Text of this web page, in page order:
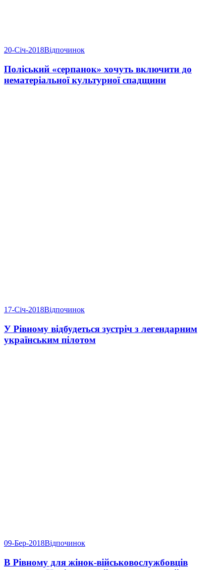
20-Січ-2018Відпочинок
Поліський «серпанок» хочуть включити до
нематеріальної культурної спадщини
17-Січ-2018Відпочинок
У Рівному відбудеться зустріч з легендарним
українським пілотом
09-Бер-2018Відпочинок
В Рівному для жінок-військовослужбовців